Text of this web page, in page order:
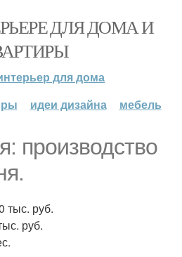
ДЛЯ ДОМА И
для дома
идеи дизайна мебель
производство
тыс. руб.
руб.